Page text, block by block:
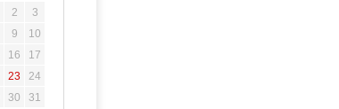
2
3
9
10
16
17
23
24
30 31